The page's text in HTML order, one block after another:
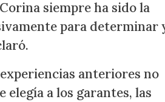
siempre ha sido la
para determinar
anteriores no
a los garantes, las